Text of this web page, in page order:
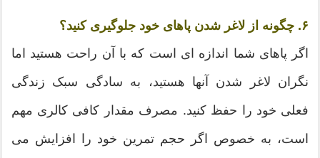
۶. چگونه از لاغر شدن پاهای خود جلوگیری کنید؟
اگر پاهای شما اندازه ای است که با آن راحت هستید اما
نگران لاغر شدن آنها هستید، به سادگی سبک زندگی
فعلی خود را حفظ کنید. مصرف مقدار کافی کالری مهم
است، به خصوص اگر حجم تمرین خود را افزایش می